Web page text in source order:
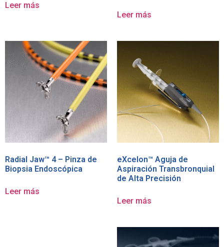
Leer más
Leer más
Radial Jaw™ 4 – Pinza de
Biopsia Endoscópica
Leer más
eXcelon™ Aguja de
Aspiración Transbronquial
de Alta Precisión
Leer más